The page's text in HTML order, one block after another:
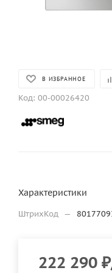
В ИЗБРАННОЕ
Код: 00-00026420
Характеристики
ШтрихКод —
222 290 ₽